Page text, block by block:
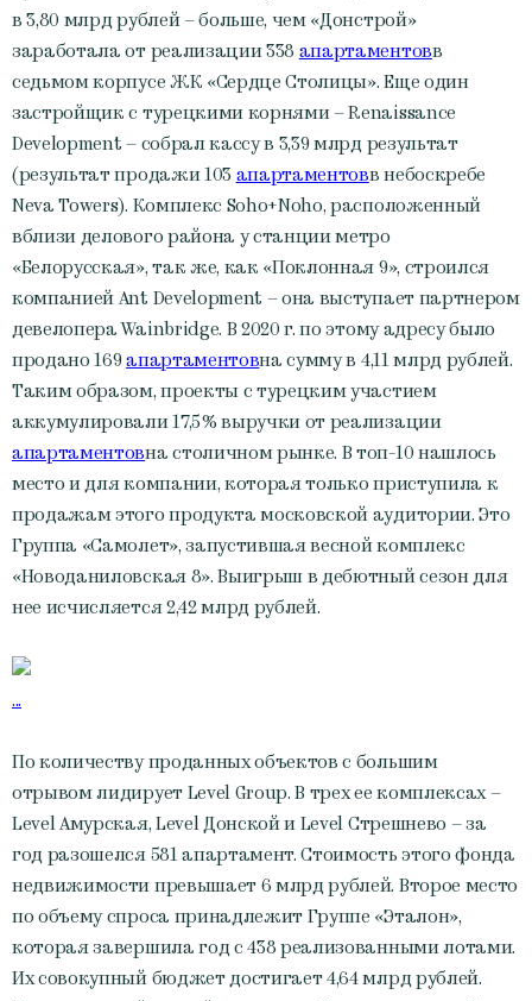
в 3,80 млрд рублей – больше, чем «Донстрой»
заработала от реализации 338 апартаментовв
седьмом корпусе ЖК «Сердце Столицы». Еще один
застройщик с турецкими корнями – Renaissance
Development – собрал кассу в 3,39 млрд результат
(результат продажи 103 апартаментовв небоскребе
Neva Towers). Комплекс Soho+Noho, расположенный
вблизи делового района у станции метро
«Белорусская», так же, как «Поклонная 9», строился
компанией Ant Development – она выступает партнером
девелопера Wainbridge. В 2020 г. по этому адресу было
продано 169апартаментовна сумму в 4,11 млрд рублей.
Таким образом, проекты с турецким участием
аккумулировали 17,5% выручки от реализации
апартаментовна столичном рынке. В топ-10 нашлось
место и для компании, которая только приступила к
продажам этого продукта московской аудитории. Это
Группа «Самолет», запустившая весной комплекс
«Новоданиловская 8». Выигрыш в дебютный сезон для
нее исчисляется 2,42 млрд рублей.
...
По количеству проданных объектов с большим
отрывом лидирует Level Group. В трех ее комплексах –
Level Амурская, Level Донской и Level Стрешнево – за
год разошелся 581 апартамент. Стоимость этого фонда
недвижимости превышает 6 млрд рублей. Второе место
по объему спроса принадлежит Группе «Эталон»,
которая завершила год с 438 реализованными лотами.
Их совокупный бюджет достигает 4,64 млрд рублей.